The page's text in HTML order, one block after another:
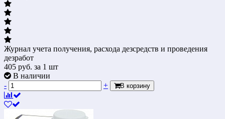
Журнал учета получения, расхода дезсредств и проведения
дезработ
405 руб. за 1 шт
В наличии
-
+ В корзину